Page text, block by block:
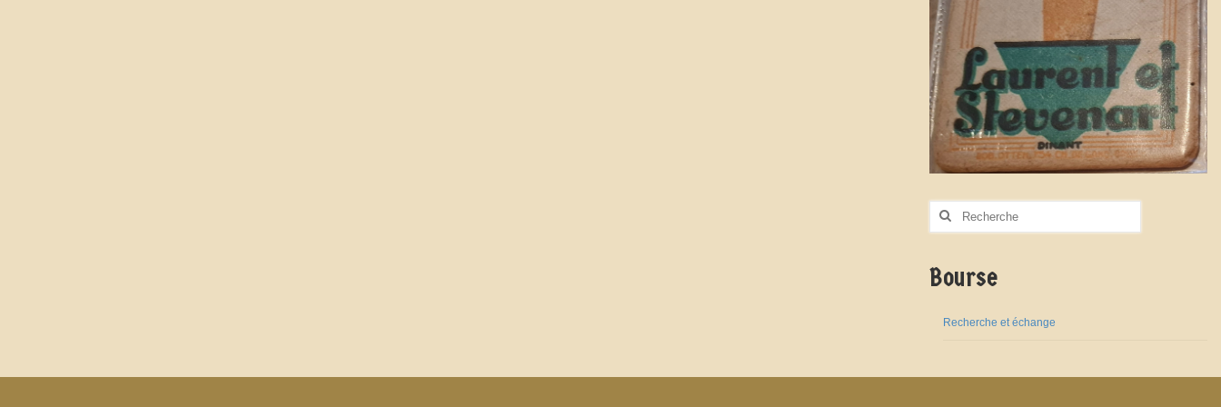
Rechercher
Bourse
Recherche et échange